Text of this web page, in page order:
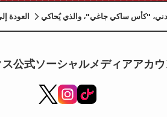
العودة
"كأس ساكي جاغي"، والذي يُحاكي
公式ソーシャルメディアアカ